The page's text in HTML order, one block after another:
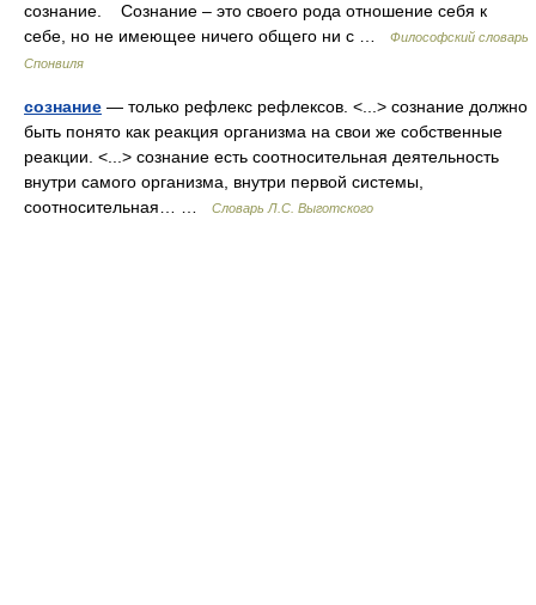
сознание. Сознание – это своего рода отношение себя к
себе, но не имеющее ничего общего ни с …
Философский словарь
Спонвиля
сознание — только рефлекс рефлексов. <...> сознание должно
быть понято как реакция организма на свои же собственные
реакции. <...> сознание есть соотносительная деятельность
внутри самого организма, внутри первой системы,
соотносительная… …
Словарь Л.С. Выготского